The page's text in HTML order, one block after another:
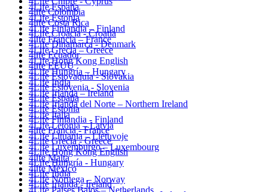
4Life España
4Life Estonia
4Life Finlandia – Finland
4life Francia – France
4Life Grecia – Greece
4Life Hong Kong English
4Life Hungría – Hungary
4Life India
4Life Irlanda – Ireland
4Life Irlanda del Norte – Northern Ireland
4Life Italia
4Life Letonia – Latvia
4Life Lituania – Lietuvoje
4Life Luxemburgo – Luxembourg
4life Malta
4life México
4Life Noruega – Norway
4Life Paises Bajos – Netherlands
4life Colombia
4life Costa Rica
4Life Croacia - Croatia
4Life Dinamarca - Denmark
4life Ecuador
4life EEUU
4Life Eslovaquia - Slovakia
4Life Eslovenia - Slovenia
4Life España
4Life Estonia
4Life Finlandia - Finland
4life Francia - France
4Life Grecia - Greece
4Life Hong Kong English
4Life Hungría - Hungary
4Life India
4Life Irlanda - Ireland